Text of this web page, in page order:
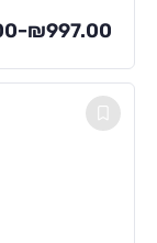
–₪997.00